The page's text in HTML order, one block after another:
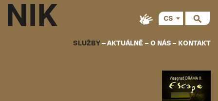
SLUŽBY AKTUÁLNĚ O NÁS KONTAKT
CS